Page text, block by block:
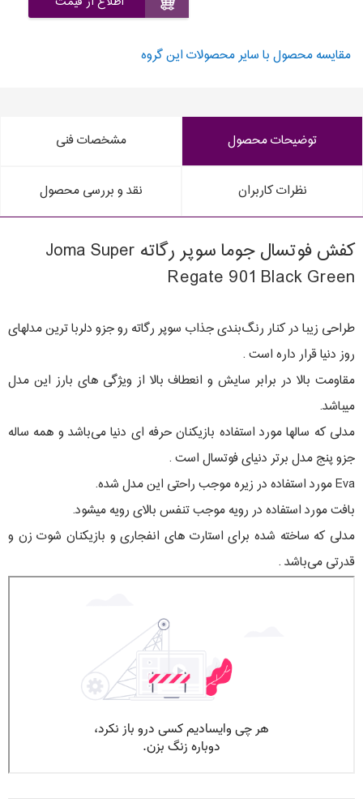
مقایسه محصول با سایر محصولات این گروه
توضیحات محصول مشخصات فنی
نظرات کاربران نقد و بررسی محصول
کفش فوتسال جوما سوپر رگاته Joma Super
Regate 901 Black Green
طراحی زیبا در کنار رنگ‌بندی جذاب سوپر رگاته رو جزو دلربا ترین مدلهای
روز دنیا قرار داره است .
مقاومت بالا در برابر سایش و انعطاف بالا از ویژگی های بارز این مدل
میباشد.
مدلی که سالها مورد استفاده بازیکنان حرفه ای دنیا می‌باشد و همه ساله
جزو پنج مدل برتر دنیای فوتسال است .
Eva مورد استفاده در زیره موجب راحتی این مدل شده.
بافت مورد استفاده در رویه موجب تنفس بالای رویه میشود.
مدلی که ساخته شده برای استارت های انفجاری و بازیکنان شوت زن و
قدرتی می‌باشد .